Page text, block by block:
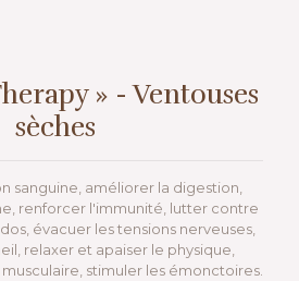
» - Ventouses
sèches
sanguine, améliorer la digestion,
renforcer l'immunité, lutter contre
évacuer les tensions nerveuses,
relaxer et apaiser le physique,
stimuler les émonctoires.